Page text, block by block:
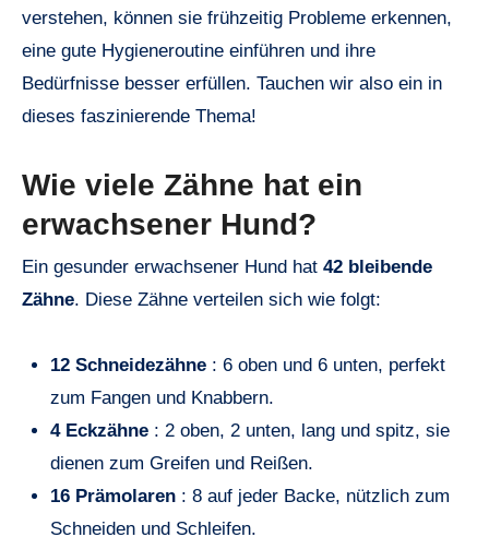
verstehen, können sie frühzeitig Probleme erkennen,
eine gute Hygieneroutine einführen und ihre
Bedürfnisse besser erfüllen. Tauchen wir also ein in
dieses faszinierende Thema!
Wie viele Zähne hat ein
erwachsener Hund?
Ein gesunder erwachsener Hund hat 42 bleibende
Zähne. Diese Zähne verteilen sich wie folgt:
12 Schneidezähne: 6 oben und 6 unten, perfekt
zum Fangen und Knabbern.
4 Eckzähne: 2 oben, 2 unten, lang und spitz, sie
dienen zum Greifen und Reißen.
16 Prämolaren: 8 auf jeder Backe, nützlich zum
Schneiden und Schleifen.